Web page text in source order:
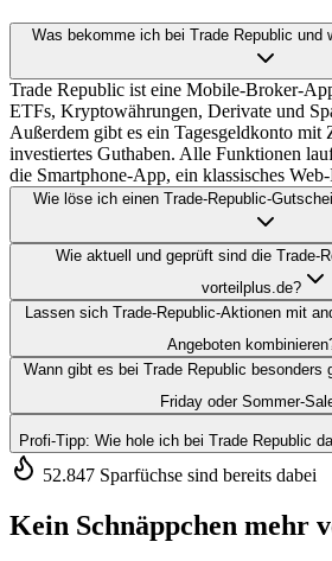
Was bekomme ich bei Trade Republic und
Trade Republic ist eine Mobile-Broker-
ETFs, Kryptowährungen, Derivate und
Außerdem gibt es ein Tagesgeldkonto mit
investiertes Guthaben. Alle Funktionen
die Smartphone-App, ein klassisches
Wie löse ich einen Trade-Republic-
Wie aktuell und geprüft sind die Trade-
vorteilplus.de?
Lassen sich Trade-Republic-Aktionen mit
Angeboten
Wann gibt es bei Trade Republic
Friday oder Sommer-
Profi-Tipp: Wie hole ich bei Trade Republic
52.847 Sparfüchse sind bereits dabei
Kein Schnäppchen mehr